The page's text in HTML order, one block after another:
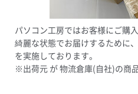
パソコン工房ではお客様にご購
綺麗な状態でお届けするために、
を実施しております。
※出荷元 が 物流倉庫(自社)の商